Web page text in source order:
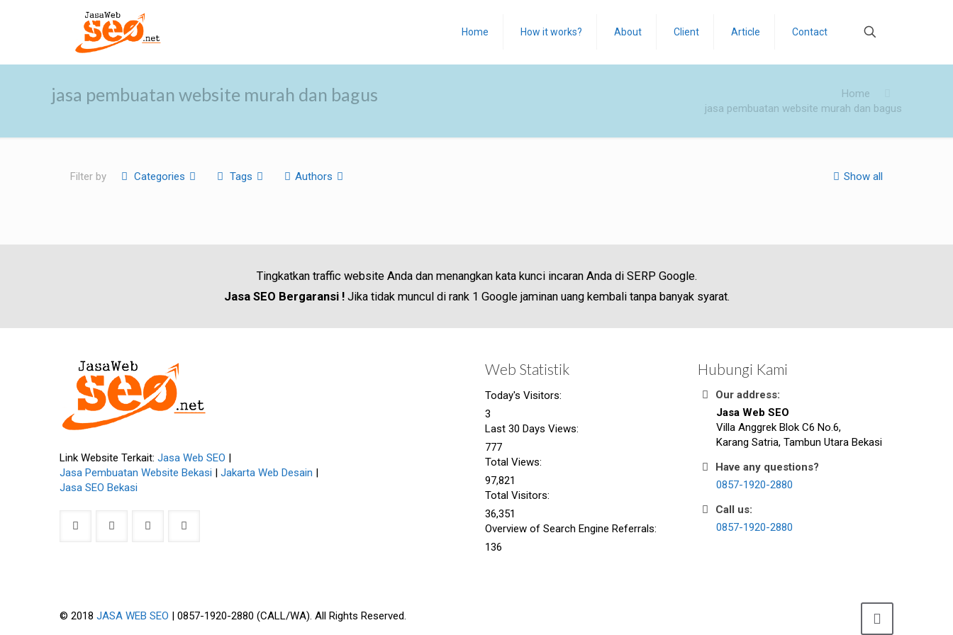
Home How it works? About Client Article Contact
jasa pembuatan website murah dan bagus
Home
jasa pembuatan website murah dan bagus
Filter by Categories Tags Authors Show all
Tingkatkan traffic website Anda dan menangkan kata kunci incaran Anda di SERP Google.
Jasa SEO Bergaransi !Jika tidak muncul di rank 1 Google jaminan uang kembali tanpa banyak syarat.
Link Website Terkait: Jasa Web SEO |
Jasa Pembuatan Website Bekasi | Jakarta Web Desain |
Jasa SEO Bekasi
Web Statistik
Today's Visitors:
3
Last 30 Days Views:
777
Total Views:
97,821
Total Visitors:
36,351
Overview of Search Engine Referrals:
136
Hubungi Kami
Our address:
Jasa Web SEO
Villa Anggrek Blok C6 No.6,
Karang Satria, Tambun Utara Bekasi
Have any questions?
0857-1920-2880
Call us:
0857-1920-2880
© 2018 JASA WEB SEO | 0857-1920-2880 (CALL/WA). All Rights Reserved.